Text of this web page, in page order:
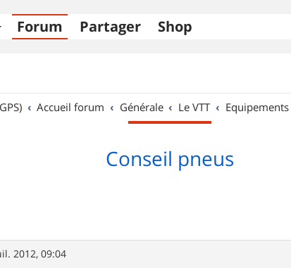
Forum Partager Shop
Accueil forum Générale Le VTT
Conseil pneus
2012, 09:04